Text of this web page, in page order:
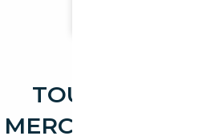
TOUTES LES
MERCEDES-BENZ